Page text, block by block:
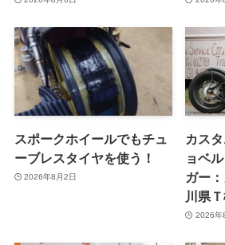
スポークホイールでもチュ
ーブレスタイヤを使う！
2026年8月2日
カス
ョベ
ガー
川県
2026年